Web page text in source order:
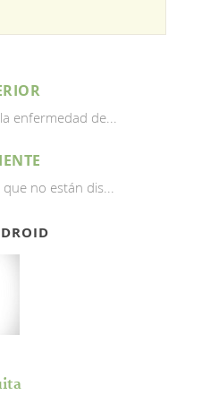
enfermedad de...
no están dis...